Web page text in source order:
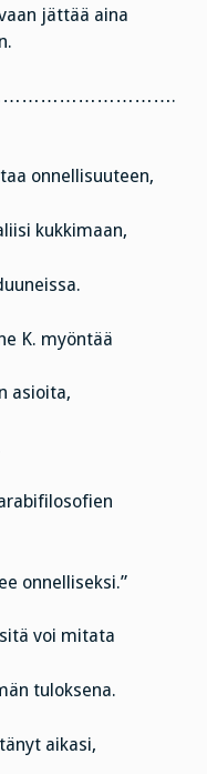
jättää aina
onnellisuuteen,
kukkimaan,
K. myöntää
asioita,
onnelliseksi.”
voi mitata
tuloksena.
aikasi,